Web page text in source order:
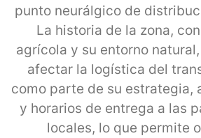
punto neurálgico de
La historia de la zona,
agrícola y su entorno
afectar la logística del
como parte de su estrategia,
y horarios de entrega a las
locales, lo que permite